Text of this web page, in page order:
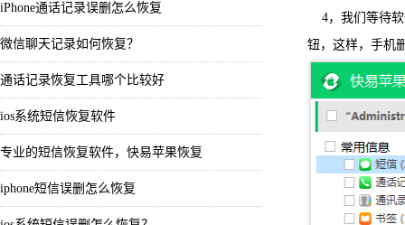
iPhone通话记录误删怎么恢复
微信聊天记录如何恢复？
通话记录恢复工具哪个比较好
ios系统短信恢复软件
专业的短信恢复软件，快易苹果恢复
iphone短信误删怎么恢复
4，我们等待
钮，这样，手机